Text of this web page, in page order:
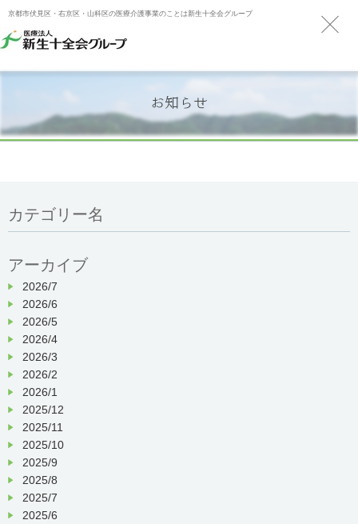
京都市伏見区・右京区・山科区の医療介護事業のことは新生十全会グループ
お知らせ
カテゴリー名
アーカイブ
2026/7
2026/6
2026/5
2026/4
2026/3
2026/2
2026/1
2025/12
2025/11
2025/10
2025/9
2025/8
2025/7
2025/6